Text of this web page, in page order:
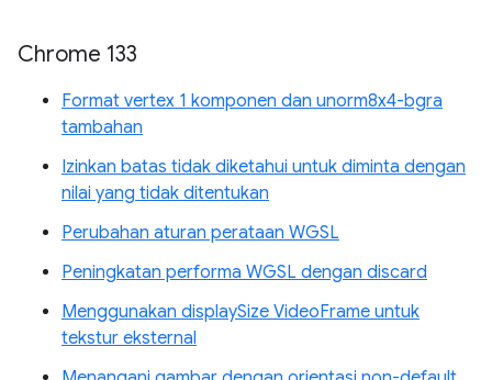
Chrome 133
Format vertex 1 komponen dan unorm8x4-bgra
tambahan
Izinkan batas tidak diketahui untuk diminta dengan
nilai yang tidak ditentukan
Perubahan aturan perataan WGSL
Peningkatan performa WGSL dengan discard
Menggunakan displaySize VideoFrame untuk
tekstur eksternal